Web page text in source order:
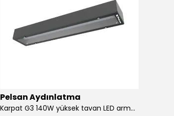
Pelsan Aydınlatma
Karpat G3 140W yüksek tavan LED armatür